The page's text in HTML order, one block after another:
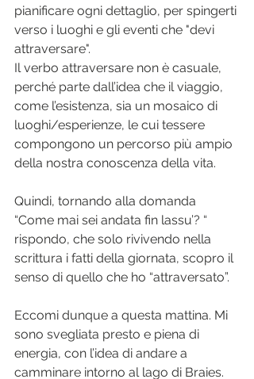
pianificare ogni dettaglio, per spingerti
verso i luoghi e gli eventi che "devi
attraversare".
Il verbo attraversare non è casuale,
perché parte dall’idea che il viaggio,
come l’esistenza, sia un mosaico di
luoghi/esperienze, le cui tessere
compongono un percorso più ampio
della nostra conoscenza della vita.
Quindi, tornando alla domanda
“Come mai sei andata fin lassu’? “
rispondo, che solo rivivendo nella
scrittura i fatti della giornata, scopro il
senso di quello che ho “attraversato”.
Eccomi dunque a questa mattina. Mi
sono svegliata presto e piena di
energia, con l’idea di andare a
camminare intorno al lago di Braies.